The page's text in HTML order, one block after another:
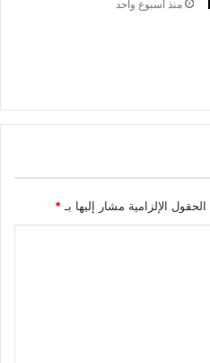
منذ أسبوع واحد
الحقول الإلزامية مشار إليها بـ*